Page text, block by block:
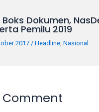
Boks Dokumen,
Pemilu 2019
2017 /Headline ,Nasional
Comment